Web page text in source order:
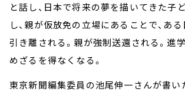
と話し、日本で将来の夢を描いてきた子
し、親が仮放免の立場にあることで、あ
引き離される。親が強制送還される。進
めざるを得なくなる。
東京新聞編集委員の池尾伸一さんが書い